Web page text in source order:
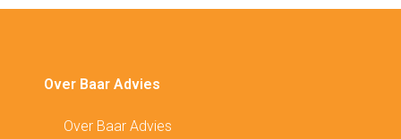
Over Baar Advies
Over Baar Advies